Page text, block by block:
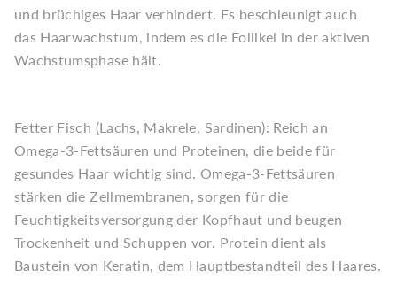
und brüchiges Haar verhindert. Es beschleunigt auch
das Haarwachstum, indem es die Follikel in der aktiven
Wachstumsphase hält.
Fetter Fisch (Lachs, Makrele, Sardinen): Reich an
Omega-3-Fettsäuren und Proteinen, die beide für
gesundes Haar wichtig sind. Omega-3-Fettsäuren
stärken die Zellmembranen, sorgen für die
Feuchtigkeitsversorgung der Kopfhaut und beugen
Trockenheit und Schuppen vor. Protein dient als
Baustein von Keratin, dem Hauptbestandteil des Haares.